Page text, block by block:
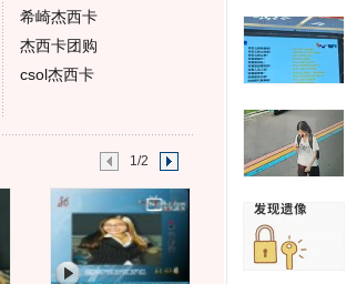
希崎杰西卡
杰西卡团购
csol杰西卡
1/2